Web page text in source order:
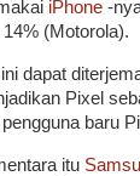
iPhone -
14% (Motorola).
dapat
Pixel
baru
itu